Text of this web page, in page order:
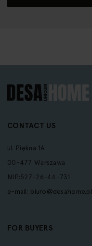
CONTACT US
ul. Piękna 1A
00-477 Warszawa
NIP:527-26-44-731
e-mail: biuro@desahome.pl
FOR BUYERS